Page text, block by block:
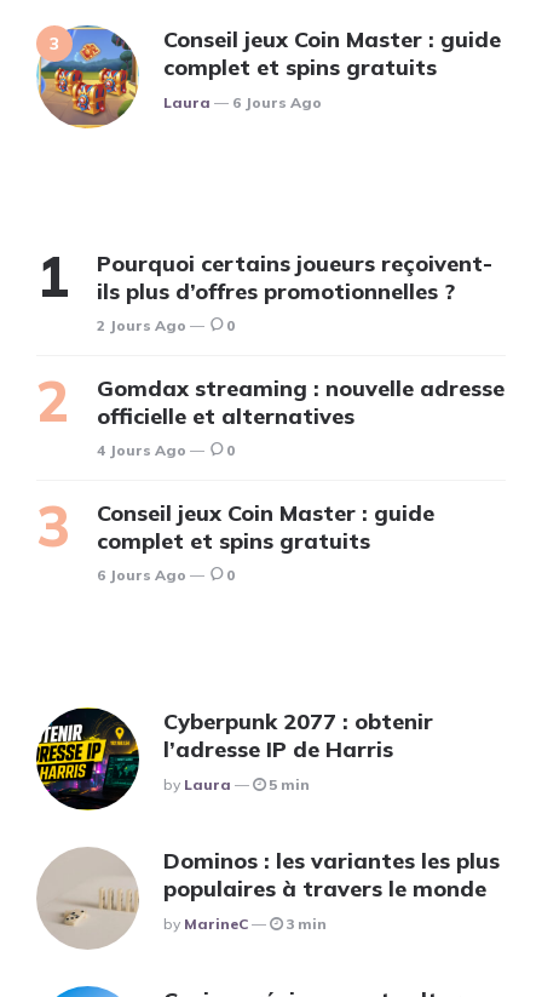
Conseil jeux Coin Master : guide
complet et spins gratuits
Posted
Laura 6 Jours Ago
Pourquoi certains joueurs reçoivent-
ils plus d’offres promotionnelles ?
2 Jours Ago 0
Gomdax streaming : nouvelle adresse
officielle et alternatives
4 Jours Ago 0
Conseil jeux Coin Master : guide
complet et spins gratuits
6 Jours Ago 0
Cyberpunk 2077 : obtenir
l’adresse IP de Harris
Posted
By Laura 5 min
Dominos : les variantes les plus
populaires à travers le monde
Posted
By MarineC 3 min